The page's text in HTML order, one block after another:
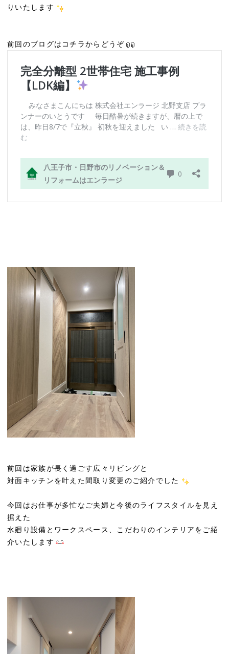
りいたします
前回のブログはコチラからどうぞ
前回は家族が長く過ごす広々リビングと
対面キッチンを叶えた間取り変更のご紹介でした
今回はお仕事が多忙なご夫婦と今後のライフスタイルを見え
据えた
水廻り設備とワークスペース、こだわりのインテリアをご紹
介いたします